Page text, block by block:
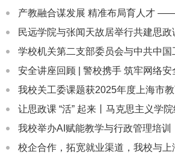
我校举办AI赋能教学与行政管理培训